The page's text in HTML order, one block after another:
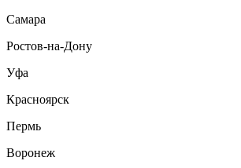
Самара
Ростов-на-Дону
Уфа
Красноярск
Пермь
Воронеж